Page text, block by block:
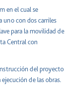
en el cual se
uno con dos carriles
para la movilidad de
Central con
del proyecto
de las obras.